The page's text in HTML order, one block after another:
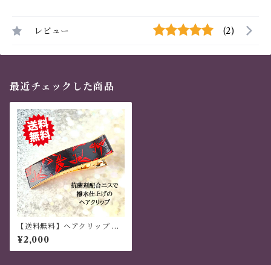
レビュー (2)
最近チェックした商品
【送料無料】ヘアクリップ 大
きめ しっかり おしゃれ 金属製
和風 ハンドメイド 折り鶴柄
黒・赤
¥2,000